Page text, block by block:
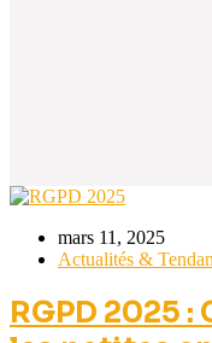
mars 11, 2025
Actualités &
RGPD 2025